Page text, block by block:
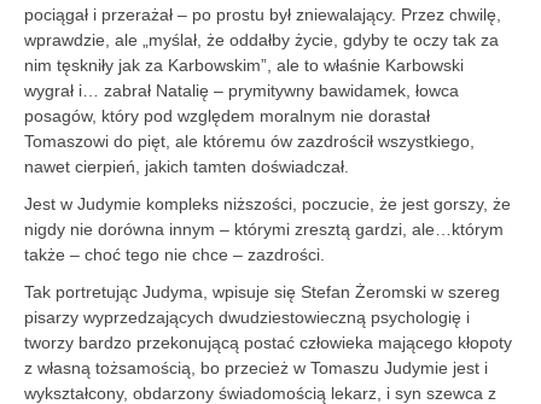
pociągał i przerażał – po prostu był zniewalający. Przez chwilę,
wprawdzie, ale „myślał, że oddałby życie, gdyby te oczy tak za
nim tęskniły jak za Karbowskim”, ale to właśnie Karbowski
wygrał i… zabrał Natalię – prymitywny bawidamek, łowca
posagów, który pod względem moralnym nie dorastał
Tomaszowi do pięt, ale któremu ów zazdrościł wszystkiego,
nawet cierpień, jakich tamten doświadczał.
Jest w Judymie kompleks niższości, poczucie, że jest gorszy, że
nigdy nie dorówna innym – którymi zresztą gardzi, ale…którym
także – choć tego nie chce – zazdrości.
Tak portretując Judyma, wpisuje się Stefan Żeromski w szereg
pisarzy wyprzedzających dwudziestowieczną psychologię i
tworzy bardzo przekonującą postać człowieka mającego kłopoty
z własną tożsamością, bo przecież w Tomaszu Judymie jest i
wykształcony, obdarzony świadomością lekarz, i syn szewca z